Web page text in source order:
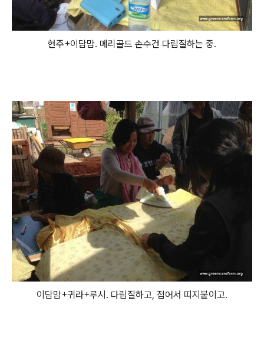
현주+이담맘. 메리골드 손수건 다림질하는 중.
이담맘+귀라+루시. 다림질하고, 접어서 띠지붙이고.